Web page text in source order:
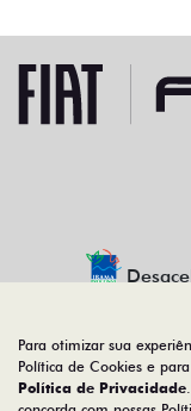
91.525.790/0001-84
Para otimizar sua
Política de Cookies e
Política de Privacidade